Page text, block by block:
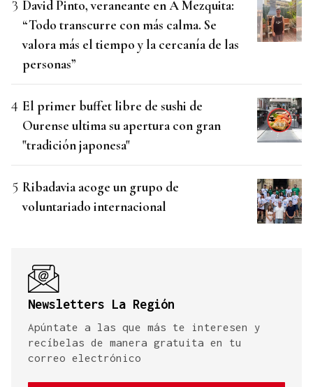
David Pinto, veraneante en A Mezquita:
“Todo transcurre con más calma. Se
valora más el tiempo y la cercanía de las
personas”
El primer buffet libre de sushi de
Ourense ultima su apertura con gran
"tradición japonesa"
Ribadavia acoge un grupo de
voluntariado internacional
Newsletters La Región
Apúntate a las que más te interesen y
recíbelas de manera gratuita en tu
correo electrónico